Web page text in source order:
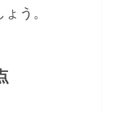
う。